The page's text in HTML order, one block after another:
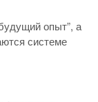
опыт”, а
системе